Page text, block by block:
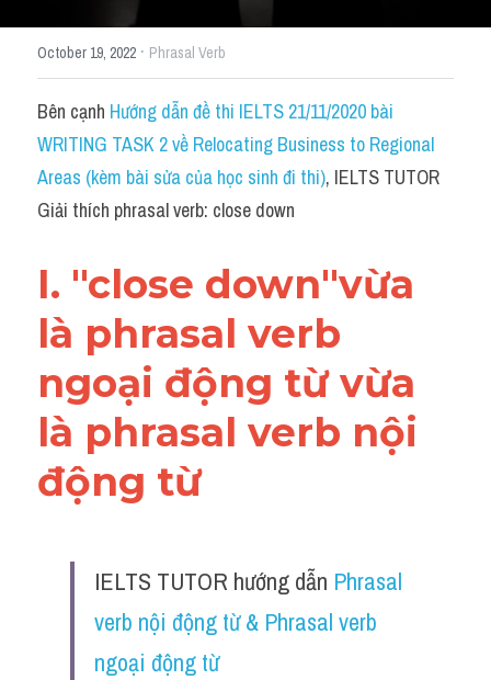
Idioms trái nghĩa
Antonym
Idiom
Grammar
Word form
Cách dùng từ
Phân biệt từ
Đề thi thật Task 2
Speaking
Reading
Vocabulary
October 19, 2022 · Phrasal Verb
Bên cạnh Hướng dẫn đề thi IELTS 21/11/2020 bài
WRITING TASK 2 về Relocating Business to Regional
Areas (kèm bài sửa của học sinh đi thi), IELTS TUTOR
Giải thích phrasal verb: close down
I. "close down"vừa
là phrasal verb
ngoại động từ vừa
là phrasal verb nội
động từ
IELTS TUTOR hướng dẫn Phrasal
verb nội động từ & Phrasal verb
ngoại động từ